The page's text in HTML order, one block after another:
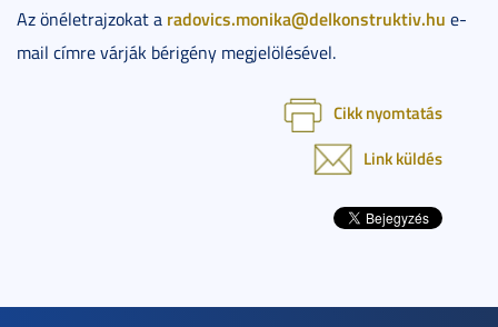
Az önéletrajzokat a radovics.monika@delkonstruktiv.hu e-
mail címre várják bérigény megjelölésével.
Cikk nyomtatás
Link küldés